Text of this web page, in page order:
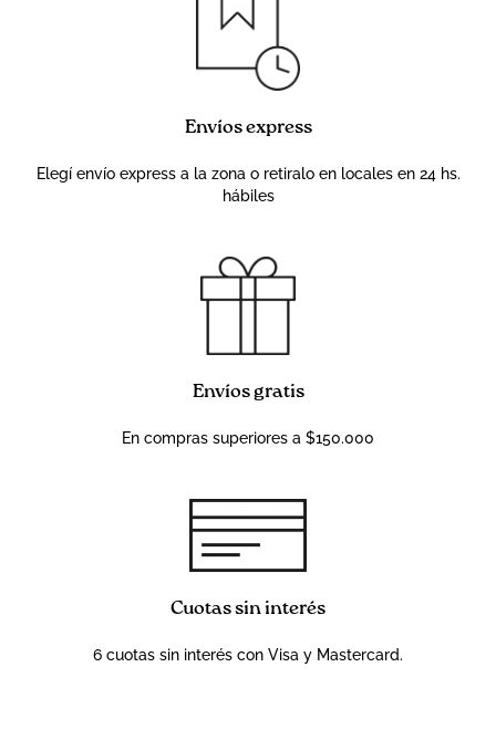
Envíos express
Elegí envío express a la zona o retiralo en locales en 24 hs.
hábiles
Envíos gratis
En compras superiores a $150.000
Cuotas sin interés
6 cuotas sin interés con Visa y Mastercard.